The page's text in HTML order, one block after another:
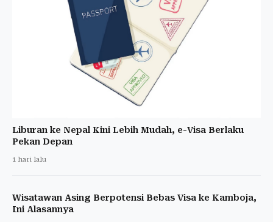
Liburan ke Nepal Kini Lebih Mudah, e-Visa Berlaku
Pekan Depan
1 hari lalu
Wisatawan Asing Berpotensi Bebas Visa ke Kamboja,
Ini Alasannya